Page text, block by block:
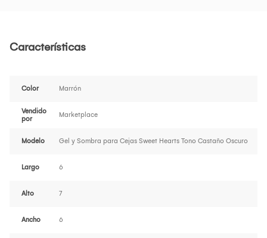
Características
Color Marrón
Vendido
por
Marketplace
Modelo Gel y Sombra para Cejas Sweet Hearts Tono Castaño Oscuro
Largo 6
Alto 7
Ancho 6